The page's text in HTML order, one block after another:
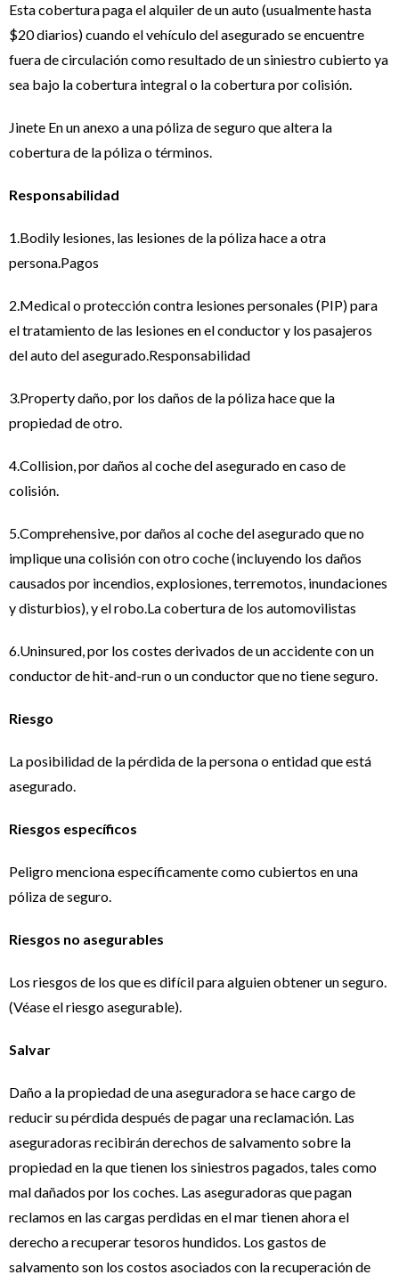
Esta cobertura paga el alquiler de un auto (usualmente hasta
$20 diarios) cuando el vehículo del asegurado se encuentre
fuera de circulación como resultado de un siniestro cubierto ya
sea bajo la cobertura integral o la cobertura por colisión.
Jinete En un anexo a una póliza de seguro que altera la
cobertura de la póliza o términos.
Responsabilidad
1.Bodily lesiones, las lesiones de la póliza hace a otra
persona.Pagos
2.Medical o protección contra lesiones personales (PIP) para
el tratamiento de las lesiones en el conductor y los pasajeros
del auto del asegurado.Responsabilidad
3.Property daño, por los daños de la póliza hace que la
propiedad de otro.
4.Collision, por daños al coche del asegurado en caso de
colisión.
5.Comprehensive, por daños al coche del asegurado que no
implique una colisión con otro coche (incluyendo los daños
causados ​​por incendios, explosiones, terremotos, inundaciones
y disturbios), y el robo.La cobertura de los automovilistas
6.Uninsured, por los costes derivados de un accidente con un
conductor de hit-and-run o un conductor que no tiene seguro.
Riesgo
La posibilidad de la pérdida de la persona o entidad que está
asegurado.
Riesgos específicos
Peligro menciona específicamente como cubiertos en una
póliza de seguro.
Riesgos no asegurables
Los riesgos de los que es difícil para alguien obtener un seguro.
(Véase el riesgo asegurable).
Salvar
Daño a la propiedad de una aseguradora se hace cargo de
reducir su pérdida después de pagar una reclamación. Las
aseguradoras recibirán derechos de salvamento sobre la
propiedad en la que tienen los siniestros pagados, tales como
mal dañados por los coches. Las aseguradoras que pagan
reclamos en las cargas perdidas en el mar tienen ahora el
derecho a recuperar tesoros hundidos. Los gastos de
salvamento son los costos asociados con la recuperación de